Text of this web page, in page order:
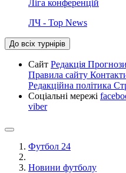
Ліга конференцій
ЛЧ - Top News
До всіх турнірів
Сайт Редакція Прогнози
Правила сайту
Редакційна політика
Соціальні мережі
viber
Футбол 24
Новини футболу